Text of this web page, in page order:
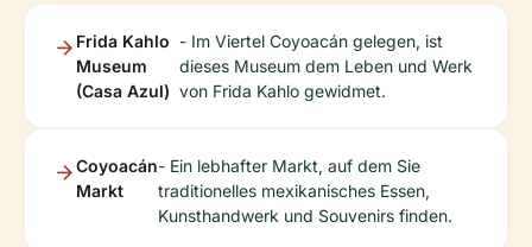
Frida Kahlo
Museum
(Casa Azul)
- Im Viertel Coyoacán gelegen, ist
dieses Museum dem Leben und Werk
von Frida Kahlo gewidmet.
Coyoacán
Markt
- Ein lebhafter Markt, auf dem Sie
traditionelles mexikanisches Essen,
Kunsthandwerk und Souvenirs finden.